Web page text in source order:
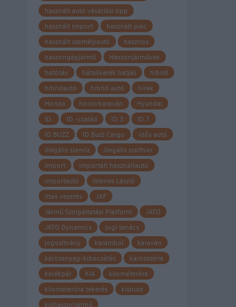
használt autó vásárlási tipp
használt import
használt piac
használt személyautó
hasznos
haszongépjármű
Haszonjárművek
hatótáv
hátsókerék hatjás
hibrid
hibridautó
hibrid autó
hirek
Honda
horrorkaraván
Hyundai
ID.
ID.-család ID.3
ID.7
ID.BUZZ
ID.Buzz Cargo
idős autó
illegális szerviz
illegális szoftver
import
importált használtautó
importautó
Istenes László
ittas vezetés
JAF
Jármű Szolgáltatási Platform
JATO
JATO Dynamics
jogi tanács
jogosítvány
karambol
karaván
károsanyag-kibocsátás
karosszéria
kerékpár
KIA
kilométeróra
kilométeróra tekerés
kisbusz
kishaszonjármű